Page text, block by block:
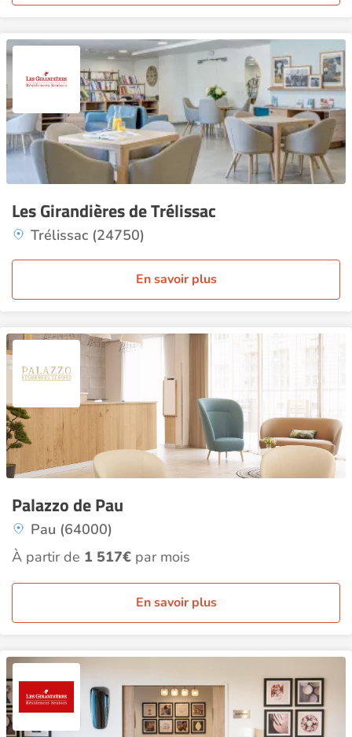
Les Girandières de Trélissac
Trélissac (24750)
En savoir plus
Palazzo de Pau
Pau (64000)
À partir de 1 517€ par mois
En savoir plus